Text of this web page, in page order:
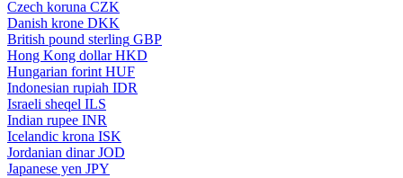
Czech koruna CZK
Danish krone DKK
British pound sterling GBP
Hong Kong dollar HKD
Hungarian forint HUF
Indonesian rupiah IDR
Israeli sheqel ILS
Indian rupee INR
Icelandic krona ISK
Jordanian dinar JOD
Japanese yen JPY